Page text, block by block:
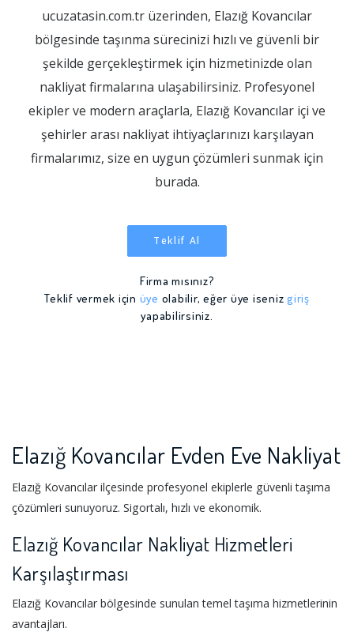
ucuzatasin.com.tr üzerinden, Elazığ Kovancılar
bölgesinde taşınma sürecinizi hızlı ve güvenli bir
şekilde gerçekleştirmek için hizmetinizde olan
nakliyat firmalarına ulaşabilirsiniz. Profesyonel
ekipler ve modern araçlarla, Elazığ Kovancılar içi ve
şehirler arası nakliyat ihtiyaçlarınızı karşılayan
firmalarımız, size en uygun çözümleri sunmak için
burada.
Teklif Al
Firma mısınız?
Teklif vermek için üye olabilir, eğer üye iseniz giriş
yapabilirsiniz.
Elazığ Kovancılar Evden Eve Nakliyat
Elazığ Kovancılar ilçesinde profesyonel ekiplerle güvenli taşıma
çözümleri sunuyoruz. Sigortalı, hızlı ve ekonomik.
Elazığ Kovancılar Nakliyat Hizmetleri
Karşılaştırması
Elazığ Kovancılar bölgesinde sunulan temel taşıma hizmetlerinin
avantajları.